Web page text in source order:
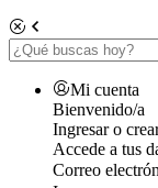
Mi cuenta
Bienvenido/a
Ingresar o
Accede a tus
Correo